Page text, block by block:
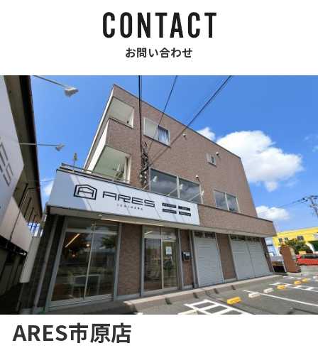
お問い合わせ
ARES市原店